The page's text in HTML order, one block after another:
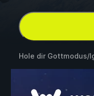
Hole dir Gottmodus/